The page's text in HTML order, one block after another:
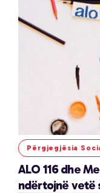
Përgjegjësia
ALO 116 dhe
ndërtojnë vetë